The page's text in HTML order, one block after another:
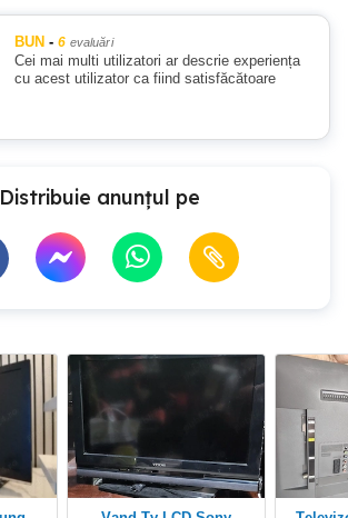
BUN - 6 evaluări
Cei mai multi utilizatori ar descrie experiența
cu acest utilizator ca fiind satisfăcătoare
Distribuie anunțul pe